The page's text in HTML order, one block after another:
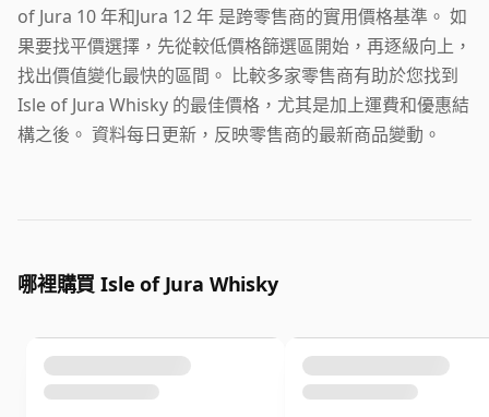
of Jura 10 年和Jura 12 年 是跨零售商的實用價格基準。 如
果要找平價選擇，先從較低價格篩選區開始，再逐級向上，
找出價值變化最快的區間。 比較多家零售商有助於您找到
Isle of Jura Whisky 的最佳價格，尤其是加上運費和優惠結
構之後。 資料每日更新，反映零售商的最新商品變動。
哪裡購買 Isle of Jura Whisky